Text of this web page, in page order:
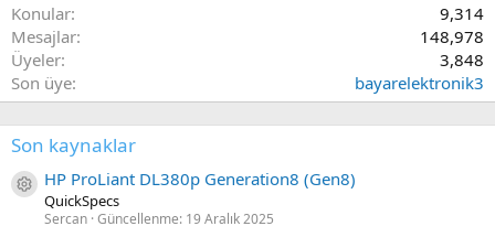
Konular
9,314
Mesajlar
148,978
Üyeler
3,848
Son üye
bayarelektronik3
Son kaynaklar
Kaynak ikon/amblem
HP ProLiant DL380p Generation8 (Gen8)
QuickSpecs
Sercan Güncellenme: 19 Aralık 2025